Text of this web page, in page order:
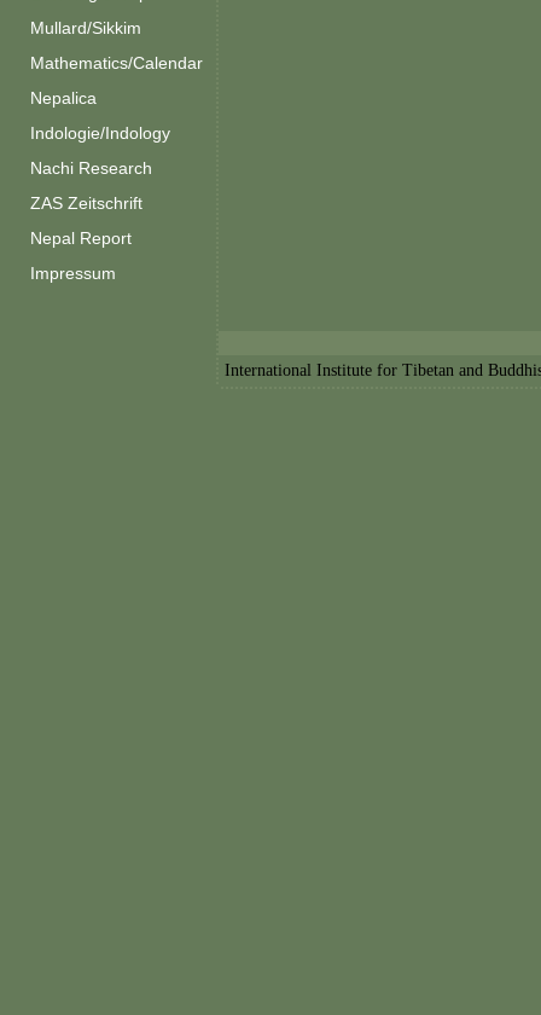
Mullard/Sikkim
Mathematics/Calendar
Nepalica
Indologie/Indology
Nachi Research
ZAS Zeitschrift
Nepal Report
Impressum
International Institute for Tibetan and